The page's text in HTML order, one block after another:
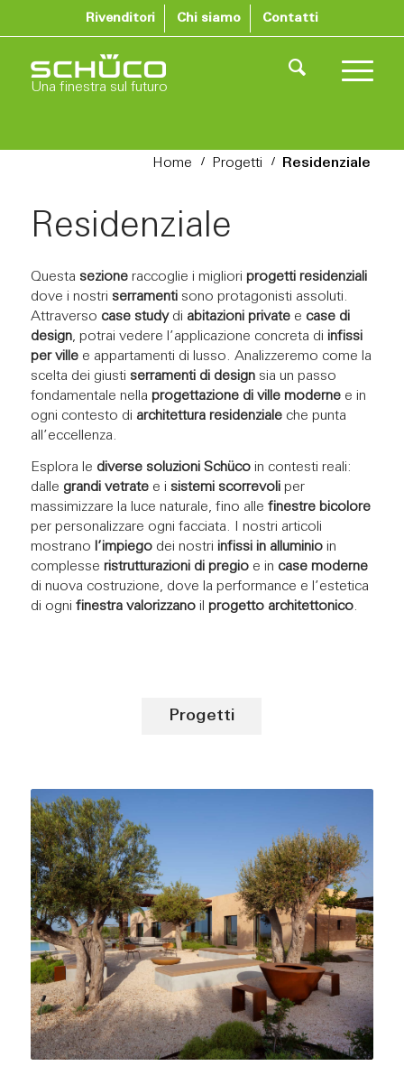
Rivenditori Chi siamo Contatti
Una finestra sul futuro
Home / Progetti / Residenziale
Residenziale
Questa sezioneraccoglie i migliori progetti residenziali
dove i nostri serramentisono protagonisti assoluti.
Attraverso case studydi abitazioni privatee case di
design, potrai vedere l’applicazione concreta di infissi
per villee appartamenti di lusso. Analizzeremo come la
scelta dei giusti serramenti di designsia un passo
fondamentale nella progettazione di ville modernee in
ogni contesto di architettura residenzialeche punta
all’eccellenza.
Esplora le diverse soluzioni Schücoin contesti reali:
dalle grandi vetratee i sistemi scorrevoliper
massimizzare la luce naturale, fino alle finestre bicolore
per personalizzare ogni facciata. I nostri articoli
mostrano l’impiegodei nostri infissi in alluminioin
complesse ristrutturazioni di pregioe in case moderne
di nuova costruzione, dove la performance e l’estetica
di ogni finestra valorizzanoil progetto architettonico.
Progetti